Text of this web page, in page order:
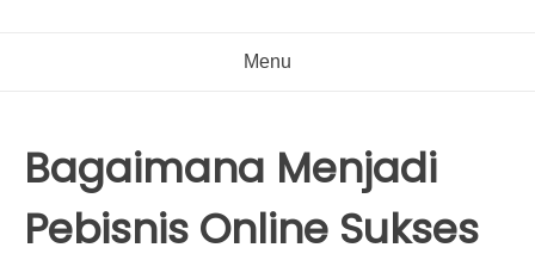
Menu
Bagaimana Menjadi
Pebisnis Online Sukses